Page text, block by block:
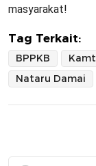
masyarakat!
Tag Terkait:
BPPKB
Nataru Damai